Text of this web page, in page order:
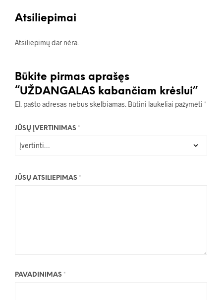
Atsiliepimai
Atsiliepimų dar nėra.
Būkite pirmas aprašęs
“UŽDANGALAS kabančiam krėslui”
El. pašto adresas nebus skelbiamas. Būtini laukeliai pažymėti *
JŪSŲ ĮVERTINIMAS *
JŪSŲ ATSILIEPIMAS *
PAVADINIMAS *